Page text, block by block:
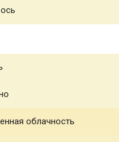
облачность